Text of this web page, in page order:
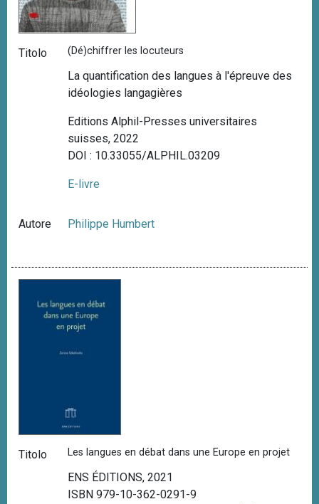
Titolo (Dé)chiffrer les locuteurs
La quantification des langues à l'épreuve des
idéologies langagières
Editions Alphil-Presses universitaires
suisses, 2022
DOI : 10.33055/ALPHIL.03209
E-livre
Autore Philippe Humbert
Titolo Les langues en débat dans une Europe en projet
ENS ÉDITIONS, 2021
ISBN 979-10-362-0291-9